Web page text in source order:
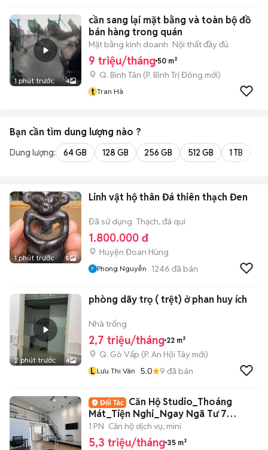
1 phút trước 4
cần sang lại mặt bằng và toàn bộ đồ
bán hàng trong quán
Mặt bằng kinh doanh Nội thất đầy đủ
9 triệu/tháng 50 m²
Q. Bình Tân (P. Bình Trị Đông mới)
t Tran Hà
Bạn cần tìm dung lượng nào ?
Dung lượng: 64 GB 128 GB 256 GB 512 GB 1 TB
1 phút trước 5
Linh vật hộ thân Đá thiên thạch Đen
Đã sử dụng Thạch, đá quí
1.800.000 đ
Huyện Đoan Hùng
Phong Nguyễn 1246 đã bán
2 phút trước 4
phòng dãy trọ ( trệt) ở phan huy ích
Nhà trống
2,7 triệu/tháng 22 m²
Q. Gò Vấp (P. An Hội Tây mới)
L Lưu Thi Vân 5.0 9 đã bán
Căn Hộ Studio_Thoáng
Mát_Tiện Nghi_Ngay Ngã Tư 7
Hiền_Lote Cộng Hoà
1 PN Căn hộ dịch vụ, mini
5,3 triệu/tháng 35 m²